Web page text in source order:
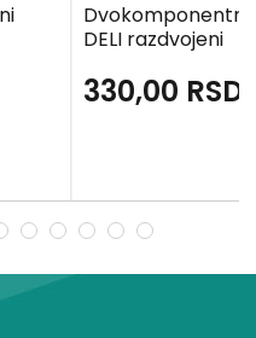
Dvokomponentni
DELI razdvojeni
330,00 RSD
8 9 10 11 12